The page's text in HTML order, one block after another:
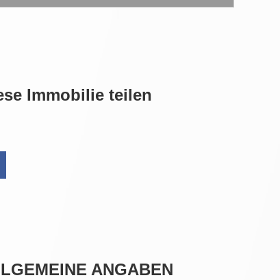
Immobilie teilen
ANGABEN